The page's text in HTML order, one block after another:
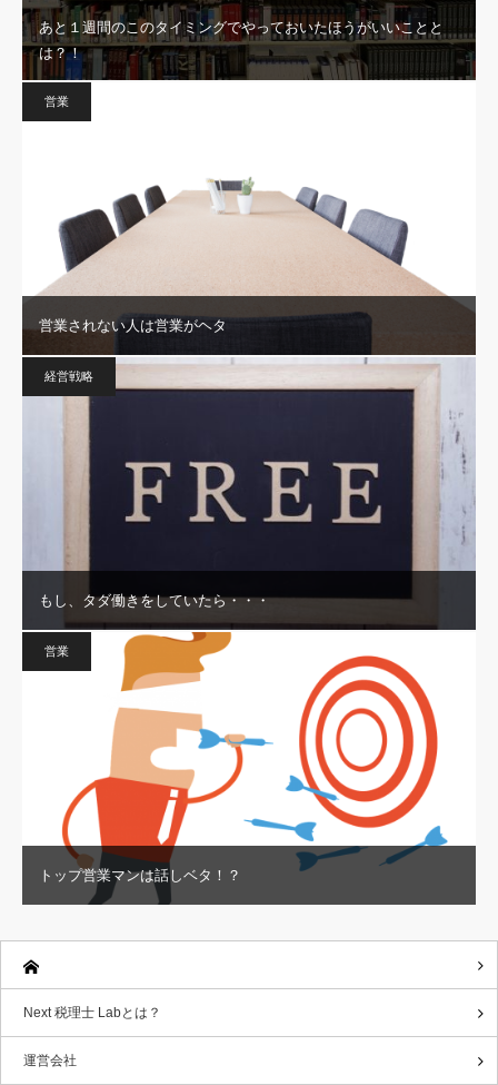
あと１週間のこのタイミングでやっておいたほうがいいことと
は？！
営業
営業されない人は営業がヘタ
経営戦略
もし、タダ働きをしていたら・・・
営業
トップ営業マンは話しベタ！？
Next 税理士 Labとは？
運営会社